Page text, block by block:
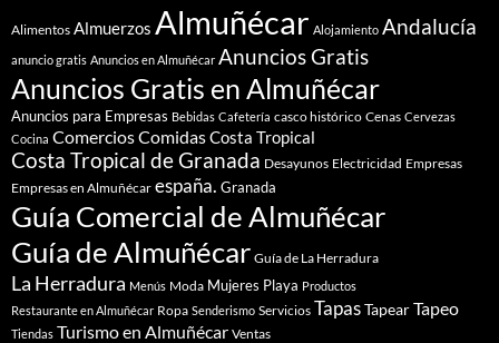
Alimentos Almuerzos Almuñécar Alojamiento Andalucía
anuncio gratis Anuncios en Almuñécar Anuncios Gratis
Anuncios Gratis en Almuñécar
Anuncios para Empresas Bebidas Cafetería casco histórico Cenas Cervezas
Cocina ComerciosComidasCosta Tropical
Costa Tropical de Granada Desayunos Electricidad Empresas
Empresas en Almuñécar españa. Granada
Guía Comercial de Almuñécar
Guía de Almuñécar Guía de La Herradura
La Herradura Menús Moda Mujeres Playa Productos
Restaurante en Almuñécar Ropa Senderismo Servicios TapasTapearTapeo
Tiendas Turismo en Almuñécar Ventas